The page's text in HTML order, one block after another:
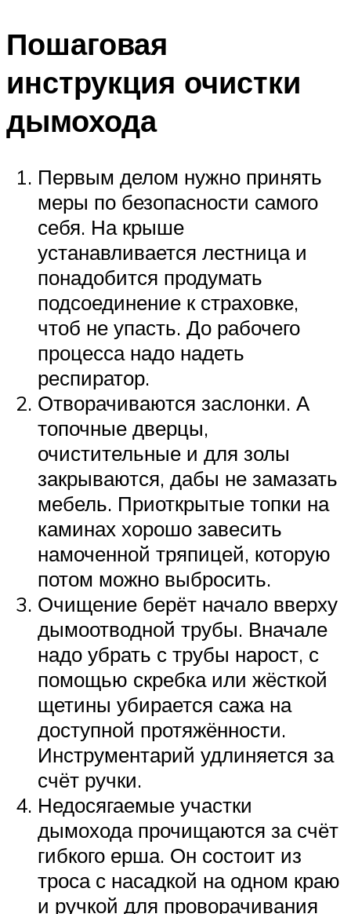
Пошаговая
инструкция очистки
дымохода
Первым делом нужно принять
меры по безопасности самого
себя. На крыше
устанавливается лестница и
понадобится продумать
подсоединение к страховке,
чтоб не упасть. До рабочего
процесса надо надеть
респиратор.
Отворачиваются заслонки. А
топочные дверцы,
очистительные и для золы
закрываются, дабы не замазать
мебель. Приоткрытые топки на
каминах хорошо завесить
намоченной тряпицей, которую
потом можно выбросить.
Очищение берёт начало вверху
дымоотводной трубы. Вначале
надо убрать с трубы нарост, с
помощью скребка или жёсткой
щетины убирается сажа на
доступной протяжённости.
Инструментарий удлиняется за
счёт ручки.
Недосягаемые участки
дымохода прочищаются за счёт
гибкого ерша. Он состоит из
троса с насадкой на одном краю
и ручкой для проворачивания